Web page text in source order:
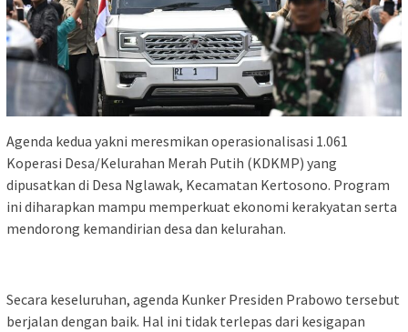
Agenda kedua yakni meresmikan operasionalisasi 1.061
Koperasi Desa/Kelurahan Merah Putih (KDKMP) yang
dipusatkan di Desa Nglawak, Kecamatan Kertosono. Program
ini diharapkan mampu memperkuat ekonomi kerakyatan serta
mendorong kemandirian desa dan kelurahan.
Secara keseluruhan, agenda Kunker Presiden Prabowo tersebut
berjalan dengan baik. Hal ini tidak terlepas dari kesigapan